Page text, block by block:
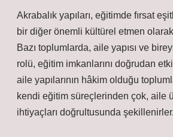
Akrabalık yapıları, eğitimde fırsat
bir diğer önemli kültürel etmen olarak
Bazı toplumlarda, aile yapısı ve
rolü, eğitim imkanlarını doğrudan
aile yapılarının hâkim olduğu
kendi eğitim süreçlerinden çok, aile
ihtiyaçları doğrultusunda şekillenirler.